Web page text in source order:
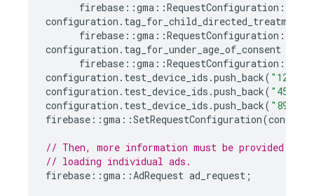
firebase ::gma ::RequestConfiguration ::
configuration . tag_for_child_directed_treatment
firebase ::gma ::RequestConfiguration ::
configuration . tag_for_under_age_of_consent
firebase ::gma ::RequestConfiguration ::
configuration . test_device_ids .push_back( "1234"
configuration . test_device_ids .push_back( "4567"
configuration . test_device_ids .push_back( "890"
firebase ::gma ::SetRequestConfiguration(
// Then, more information must be provided via
// loading individual ads.
firebase ::gma ::AdRequest ad_request ;